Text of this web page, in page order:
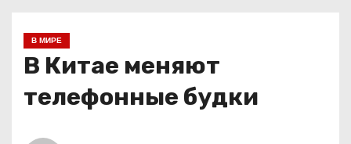
В МИРЕ
В Китае меняют
телефонные будки